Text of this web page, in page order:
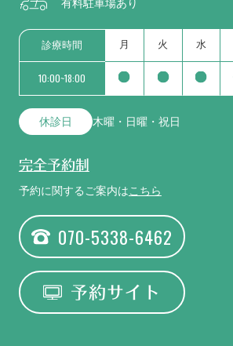
有料駐車場あり
診療時間 月 火 水
10:00~18:00
休診日 木曜・日曜・祝日
完全予約制
予約に関するご案内はこちら
070-5338-6462
予約サイト